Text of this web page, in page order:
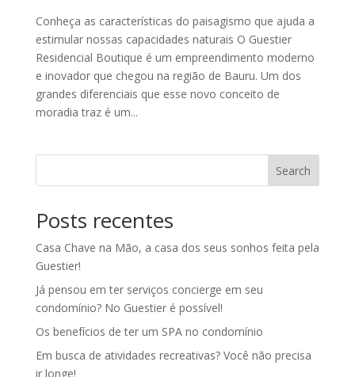
Conheça as características do paisagismo que ajuda a
estimular nossas capacidades naturais O Guestier
Residencial Boutique é um empreendimento moderno
e inovador que chegou na região de Bauru. Um dos
grandes diferenciais que esse novo conceito de
moradia traz é um...
Search
Posts recentes
Casa Chave na Mão, a casa dos seus sonhos feita pela
Guestier!
Já pensou em ter serviços concierge em seu
condomínio? No Guestier é possível!
Os benefícios de ter um SPA no condomínio
Em busca de atividades recreativas? Você não precisa
ir longe!